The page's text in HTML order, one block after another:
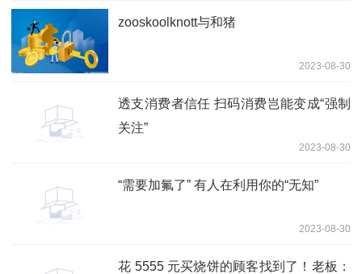
zooskoolknott与和猪
2023-08-30
透支消费者信任 扫码消费岂能变成“强制
关注”
2023-08-30
“需要加氟了” 有人在利用你的“无知”
2023-08-30
花 5555 元买烧饼的顾客找到了！老板：